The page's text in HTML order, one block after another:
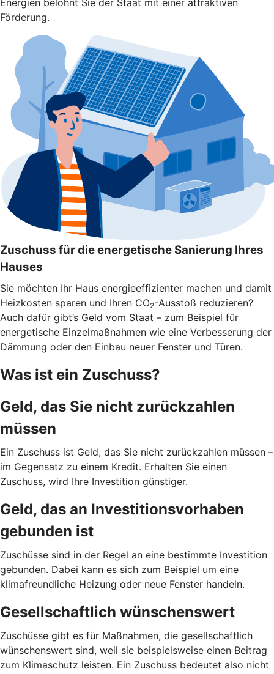
Förderung.
Zuschuss für die energetische Sanierung Ihres
Hauses
Sie möchten Ihr Haus energieeffizienter machen und damit
Heizkosten sparen und Ihren CO2-Ausstoß reduzieren?
Auch dafür gibt’s Geld vom Staat – zum Beispiel für
energetische Einzelmaßnahmen wie eine Verbesserung der
Dämmung oder den Einbau neuer Fenster und Türen.
Was ist ein Zuschuss?
Geld, das Sie nicht zurückzahlen
müssen
Ein Zuschuss ist Geld, das Sie nicht zurückzahlen müssen –
im Gegensatz zu einem Kredit. Erhalten Sie einen
Zuschuss, wird Ihre Investition günstiger.
Geld, das an Investitionsvorhaben
gebunden ist
Zuschüsse sind in der Regel an eine bestimmte Investition
gebunden. Dabei kann es sich zum Beispiel um eine
klimafreundliche Heizung oder neue Fenster handeln.
Gesellschaftlich wünschenswert
Zuschüsse gibt es für Maßnahmen, die gesellschaftlich
wünschenswert sind, weil sie beispielsweise einen Beitrag
zum Klimaschutz leisten. Ein Zuschuss bedeutet also nicht